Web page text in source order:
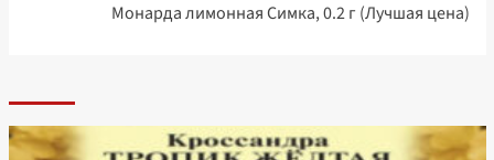
Монарда лимонная Симка, 0.2 г (Лучшая цена)